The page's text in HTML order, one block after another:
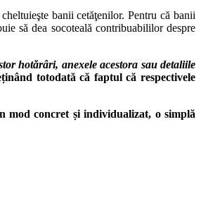
banii cetăţenilor. Pentru că banii
să dea socoteală contribuabililor despre
hotărâri, anexele acestora sau detaliile
totodată că faptul că respectivele
mod concret și individualizat, o simplă